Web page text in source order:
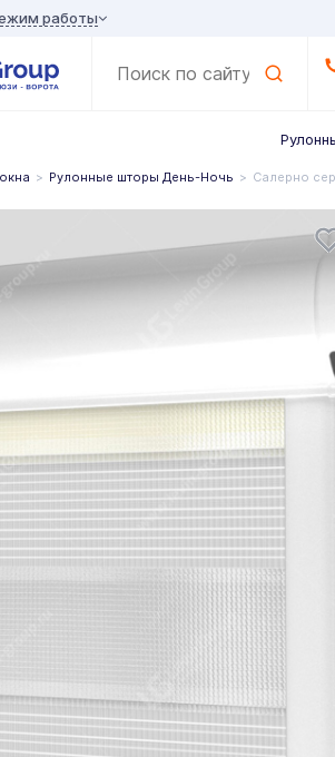
работы
Рулонные шторы День-Ночь Салерно